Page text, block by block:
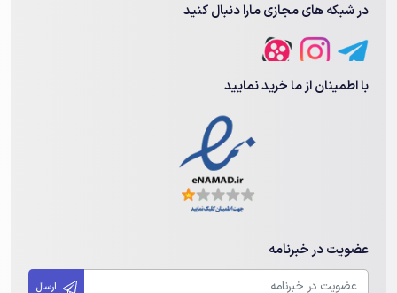
در شبکه های مجازی مارا دنبال کنید
با اطمینان از ما خرید نمایید
عضویت در خبرنامه